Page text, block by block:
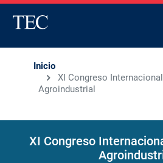
Inicio
XI Congreso
Agroindustrial
XI Congreso